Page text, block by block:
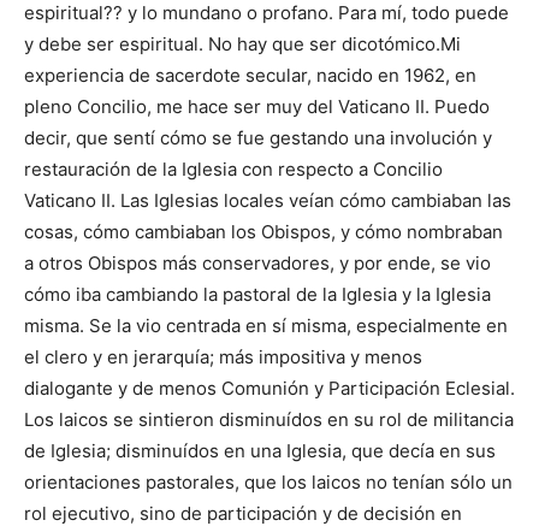
espiritual?? y lo mundano o profano. Para mí, todo puede
y debe ser espiritual. No hay que ser dicotómico.Mi
experiencia de sacerdote secular, nacido en 1962, en
pleno Concilio, me hace ser muy del Vaticano II. Puedo
decir, que sentí cómo se fue gestando una involución y
restauración de la Iglesia con respecto a Concilio
Vaticano II. Las Iglesias locales veían cómo cambiaban las
cosas, cómo cambiaban los Obispos, y cómo nombraban
a otros Obispos más conservadores, y por ende, se vio
cómo iba cambiando la pastoral de la Iglesia y la Iglesia
misma. Se la vio centrada en sí misma, especialmente en
el clero y en jerarquía; más impositiva y menos
dialogante y de menos Comunión y Participación Eclesial.
Los laicos se sintieron disminuídos en su rol de militancia
de Iglesia; disminuídos en una Iglesia, que decía en sus
orientaciones pastorales, que los laicos no tenían sólo un
rol ejecutivo, sino de participación y de decisión en